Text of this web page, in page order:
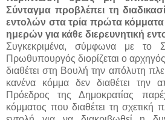
Σύνταγμα προβλέπει τη
εντολών στα τρία πρώτα κόμματα
ημερών για κάθε διερευνητική
Συγκεκριμένα, σύμφωνα με το
Πρωθυπουργός διορίζεται ο
διαθέτει στη Βουλή την απόλυτη
κανένα κόμμα δεν διαθέτει την
Πρόεδρος της Δημοκρατίας
κόμματος που διαθέτει τη σχετική